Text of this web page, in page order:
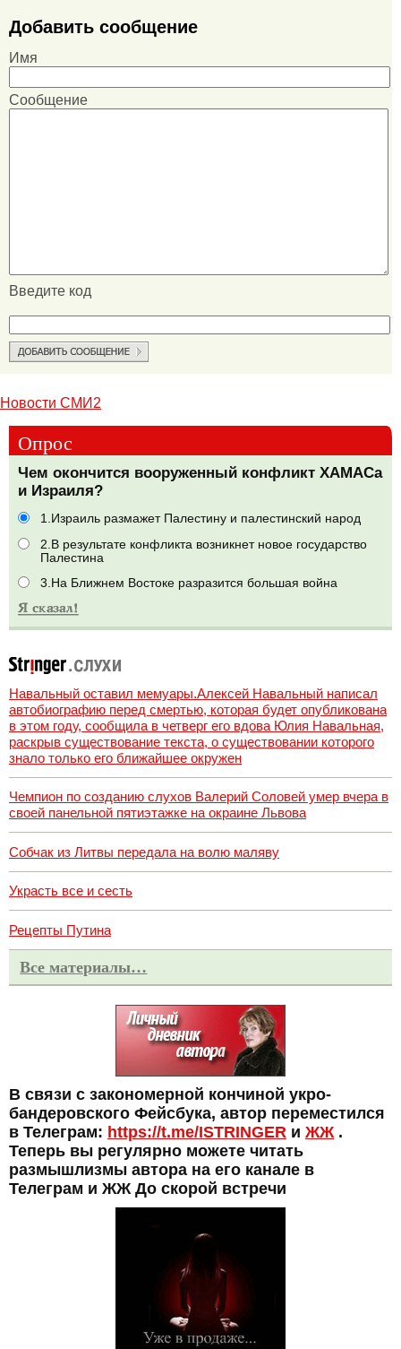
Добавить сообщение
Имя
Сообщение
Введите код
Новости СМИ2
Опрос
Чем окончится вооруженный конфликт ХАМАСа
и Израиля?
1.Израиль размажет Палестину и палестинский народ
2.В результате конфликта возникнет новое государство
Палестина
3.На Ближнем Востоке разразится большая война
Навальный оставил мемуары.Алексей Навальный написал
автобиографию перед смертью, которая будет опубликована
в этом году, сообщила в четверг его вдова Юлия Навальная,
раскрыв существование текста, о существовании которого
знало только его ближайшее окружен
Чемпион по созданию слухов Валерий Соловей умер вчера в
своей панельной пятиэтажке на окраине Львова
Собчак из Литвы передала на волю маляву
Украсть все и сесть
Рецепты Путина
Все материалы…
В связи с закономерной кончиной укро-
бандеровского Фейсбука, автор переместился
в Телеграм: https://t.me/ISTRINGER и ЖЖ .
Теперь вы регулярно можете читать
размышлизмы автора на его канале в
Телеграм и ЖЖ До скорой встречи